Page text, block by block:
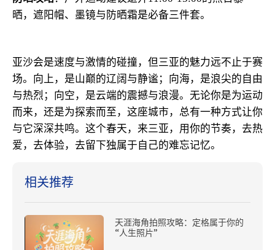
晒，遮阳帽、墨镜与防晒霜是必备三件套。
亚沙会是速度与激情的碰撞，但三亚的魅力远不止于赛
场。向上，是山巅的辽阔与静谧；向海，是浪尖的自由
与热烈；向空，是云端的震撼与浪漫。无论你是为运动
而来，还是为探索而至，这座城市，总有一种方式让你
与它深深共鸣。这个春天，来三亚，用你的节奏，去热
爱，去体验，去留下独属于自己的难忘记忆。
相关推荐
天涯海角拍照攻略：定格属于你的
“人生照片”